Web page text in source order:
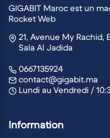
GIGABIT Maroc est un
Rocket Web
21, Avenue My Rachid,
Sala Al Jadida
0667135924
contact@gigabit.ma
Lundi au Vendredi /
Information